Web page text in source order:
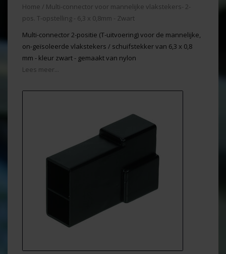
Home / Multi-connector voor mannelijke vlakstekers- 2-
pos. T-opstelling - 6,3 x 0,8mm - Zwart
Multi-connector 2-positie (T-uitvoering) voor de mannelijke,
on-geïsoleerde vlakstekers / schuifstekker van 6,3 x 0,8
mm - kleur zwart - gemaakt van nylon
Lees meer...